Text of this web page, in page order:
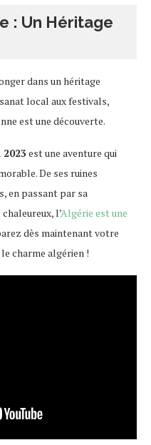
: Un Héritage
dans un héritage
local aux festivals,
est une découverte.
2023est une aventure qui
De ses ruines
en passant par sa
l’Algérie est une
dès maintenant votre
charme algérien !